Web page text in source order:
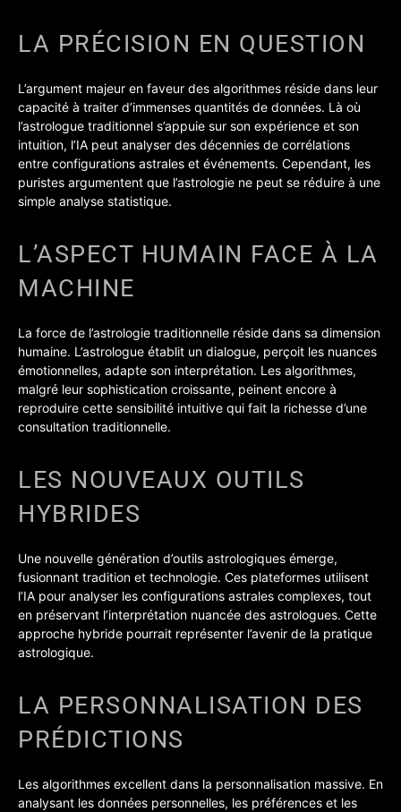
LA PRÉCISION EN QUESTION
L’argument majeur en faveur des algorithmes réside dans leur
capacité à traiter d’immenses quantités de données. Là où
l’astrologue traditionnel s’appuie sur son expérience et son
intuition, l’IA peut analyser des décennies de corrélations
entre configurations astrales et événements. Cependant, les
puristes argumentent que l’astrologie ne peut se réduire à une
simple analyse statistique.
L’ASPECT HUMAIN FACE À LA
MACHINE
La force de l’astrologie traditionnelle réside dans sa dimension
humaine. L’astrologue établit un dialogue, perçoit les nuances
émotionnelles, adapte son interprétation. Les algorithmes,
malgré leur sophistication croissante, peinent encore à
reproduire cette sensibilité intuitive qui fait la richesse d’une
consultation traditionnelle.
LES NOUVEAUX OUTILS
HYBRIDES
Une nouvelle génération d’outils astrologiques émerge,
fusionnant tradition et technologie. Ces plateformes utilisent
l’IA pour analyser les configurations astrales complexes, tout
en préservant l’interprétation nuancée des astrologues. Cette
approche hybride pourrait représenter l’avenir de la pratique
astrologique.
LA PERSONNALISATION DES
PRÉDICTIONS
Les algorithmes excellent dans la personnalisation massive. En
analysant les données personnelles, les préférences et les